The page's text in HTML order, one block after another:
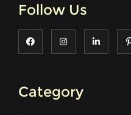
Follow Us
Category